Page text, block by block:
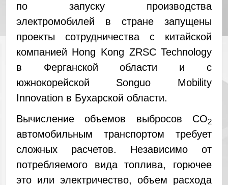
по запуску производства
электромобилей в стране запущены
проекты сотрудничества с китайской
компанией Hong Kong ZRSC Technology
в Ферганской области и с
южнокорейской Songuo Mobility
Innovation в Бухарской области.
Вычисление объемов выбросов CO2
автомобильным транспортом требует
сложных расчетов. Независимо от
потребляемого вида топлива, горючее
это или электричество, объем расхода